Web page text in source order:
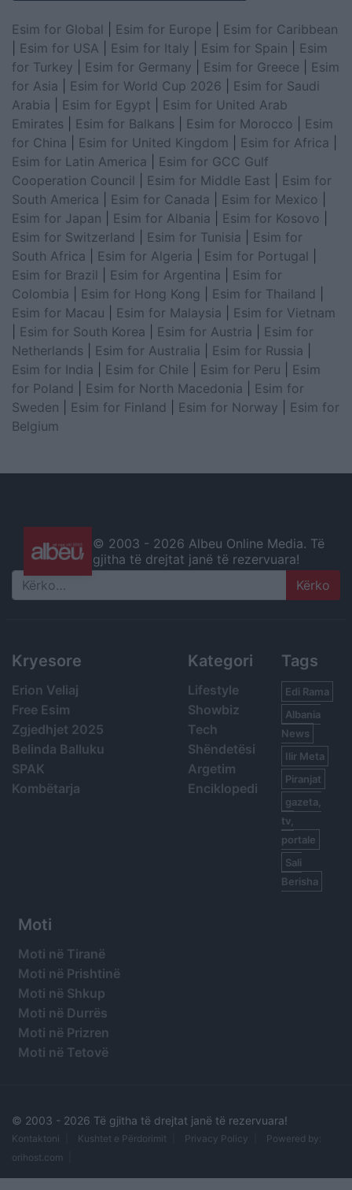
Esim for Global Esim for Europe
Esim for Caribbean
Esim for USA Esim for Italy Esim for Spain
Esim
for Turkey
Esim for Germany Esim for Greece
Esim
for Asia
Esim for World Cup 2026
Esim for Saudi
Arabia
Esim for Egypt
Esim for United Arab
Emirates
Esim for Balkans Esim for Morocco
Esim
for China
Esim for United Kingdom Esim for Africa
Esim for Latin America
Esim for GCC Gulf
Cooperation Council
Esim for Middle East
Esim for
South America
Esim for Canada Esim for Mexico
Esim for Japan
Esim for Albania Esim for Kosovo
Esim for Switzerland
Esim for Tunisia
Esim for
South Africa
Esim for Algeria Esim for Portugal
Esim for Brazil
Esim for Argentina
Esim for
Colombia
Esim for Hong Kong Esim for Thailand
Esim for Macau
Esim for Malaysia
Esim for Vietnam
Esim for South Korea Esim for Austria
Esim for
Netherlands
Esim for Australia Esim for Russia
Esim for India
Esim for Chile Esim for Peru
Esim
for Poland
Esim for North Macedonia
Esim for
Sweden
Esim for Finland Esim for Norway
Esim for
Belgium
© 2003 - 2026 Albeu Online Media. Të
gjitha të drejtat janë të rezervuara!
Search
Kryesore
Erion Veliaj
Free Esim
Zgjedhjet 2025
Belinda Balluku
SPAK
Kombëtarja
Kategori
Lifestyle
Showbiz
Tech
Shëndetësi
Argetim
Enciklopedi
Tags
Edi Rama
Albania
News
Ilir Meta
Piranjat
gazeta,
tv,
portale
Sali
Berisha
Moti
Moti në Tiranë
Moti në Prishtinë
Moti në Shkup
Moti në Durrës
Moti në Prizren
Moti në Tetovë
© 2003 - 2026 Të gjitha të drejtat janë të rezervuara!
Kontaktoni Kushtet e Përdorimit Privacy Policy
Powered by:
orihost.com